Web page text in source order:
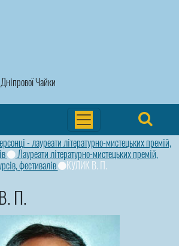
Чайки
- лауреати літературно-мистецьких премій,
Лауреати літературно-мистецьких премій,
фестивалів
КУЛИК В. П.
П.